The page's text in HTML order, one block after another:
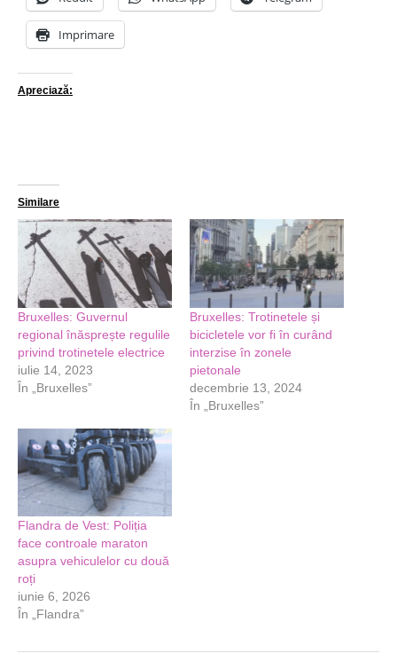
Imprimare
Apreciază:
Similare
Bruxelles: Guvernul
regional înăsprește regulile
privind trotinetele electrice
iulie 14, 2023
În „Bruxelles”
Bruxelles: Trotinetele și
bicicletele vor fi în curând
interzise în zonele
pietonale
decembrie 13, 2024
În „Bruxelles”
Flandra de Vest: Poliția
face controale maraton
asupra vehiculelor cu două
roți
iunie 6, 2026
În „Flandra”